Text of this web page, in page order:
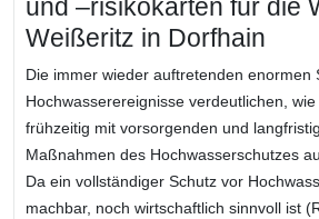
Weißeritz in Dorfhain
Die immer wieder auftretenden enormen
Hochwasserereignisse verdeutlichen,
frühzeitig mit vorsorgenden und
Maßnahmen des Hochwasserschutzes
Da ein vollständiger Schutz vor
machbar, noch wirtschaftlich sinnvoll ist